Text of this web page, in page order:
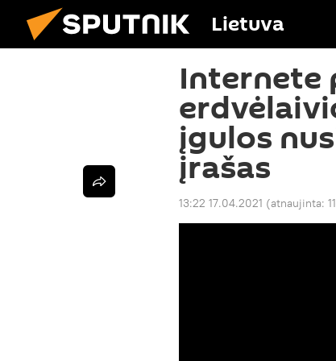
Lietuva
Internete
įgulos
įrašas
13:22 17.04.2021 (atnaujinta: